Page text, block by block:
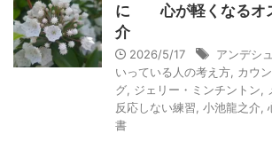
に 心が軽くなるオ
介
2026/5/17 アンデシ
いっている人の考え方
カウ
グ ジェリー・ミンチントン
反応しない練習 小池龍之介
書